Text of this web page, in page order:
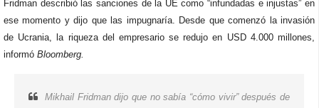
Fridman describió las sanciones de la UE como “infundadas e injustas” en
ese momento y dijo que las impugnaría. Desde que comenzó la invasión
de Ucrania, la riqueza del empresario se redujo en USD 4.000 millones,
informó Bloomberg.
Mikhail Fridman dijo que no sabía “cómo vivir” después de